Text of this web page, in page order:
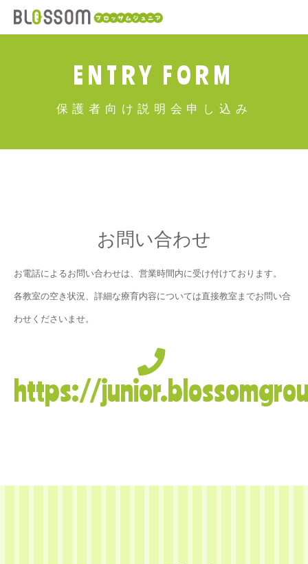
ENTRY FORM
保護者向け説明会申し込み
お問い合わせ
お電話によるお問い合わせは、営業時間内に受け付けております。
各教室の空き状況、詳細な療育内容については直接教室までお問い合
わせくださいませ。
https://